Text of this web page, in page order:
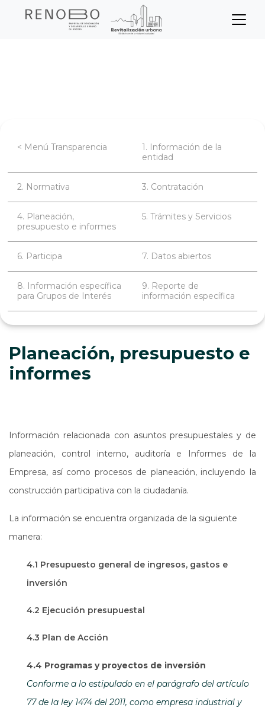
Sitio Web Empresa de
Transparencia
< Menú Transparencia
1. Información de la
entidad
2. Normativa 3. Contratación
4. Planeación,
presupuesto e informes
5. Trámites y Servicios
6. Participa 7. Datos abiertos
8. Información específica
para Grupos de Interés
9. Reporte de
información específica
Planeación, presupuesto e
informes
Información relacionada con asuntos presupuestales y de
planeación, control interno, auditoría e Informes de la
Empresa, así como procesos de planeación, incluyendo la
construcción participativa con la ciudadanía.
La información se encuentra organizada de la siguiente
manera:
4.1 Presupuesto general de ingresos, gastos e
inversión
4.2 Ejecución presupuestal
4.3 Plan de Acción
4.4 Programas y proyectos de inversión
Conforme a lo estipulado en el parágrafo del artículo
77 de la ley 1474 del 2011, como empresa industrial y